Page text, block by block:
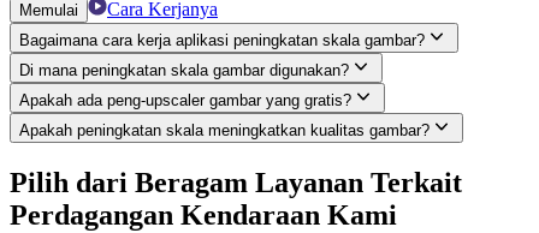
Memulai Cara Kerjanya
Bagaimana cara kerja aplikasi peningkatan skala gambar?
Di mana peningkatan skala gambar digunakan?
Apakah ada peng-upscaler gambar yang gratis?
Apakah peningkatan skala meningkatkan kualitas gambar?
Pilih dari Beragam Layanan Terkait
Perdagangan Kendaraan Kami